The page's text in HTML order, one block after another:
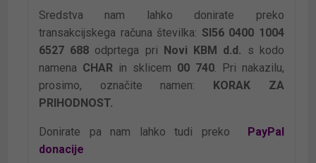
Sredstva nam lahko donirate preko
transakcijskega računa številka: SI56 0400 1004
6527 688 odprtega pri Novi KBM d.d. s kodo
namena CHARin sklicem 00 740. Pri nakazilu,
prosimo, označite namen: KORAK ZA
PRIHODNOST.
Donirate pa nam lahko tudi preko PayPal
donacije